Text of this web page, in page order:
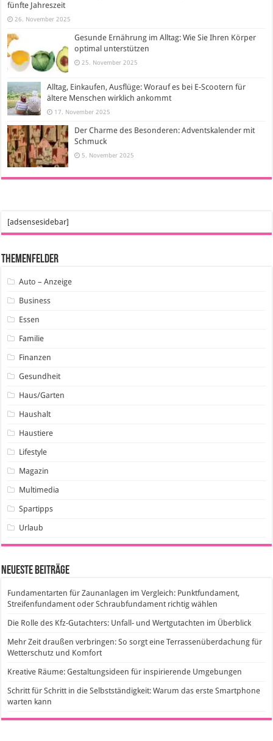
fünfte Jahreszeit
26. November 2025
Gesunde Ernährung im Alltag: Wie Sie Ihren Körper
optimal unterstützen
25. November 2025
Alltag, Einkaufen, Ausflüge: Worauf es bei E-Scootern für
ältere Menschen wirklich ankommt
17. November 2025
Der Charme des Besonderen: Adventskalender mit
Schmuck
5. November 2025
[adsensesidebar]
Themenfelder
Auto – Anzeige
Business
Essen
Familie
Finanzen
Gesundheit
Haus/Garten
Haushalt
Haustiere
Lifestyle
Magazin
Multimedia
Spartipps
Urlaub
Neueste Beiträge
Fundamentarten für Zaunanlagen im Vergleich: Punktfundament,
Streifenfundament oder Schraubfundament richtig wählen
Die Rolle des Kfz-Gutachters: Unfall- und Wertgutachten im Überblick
Mehr Zeit draußen verbringen: So sorgt eine Terrassenüberdachung für
Wetterschutz und Komfort
Kreative Räume: Gestaltungsideen für inspirierende Umgebungen
Schritt für Schritt in die Selbstständigkeit: Warum das erste Smartphone
warten kann